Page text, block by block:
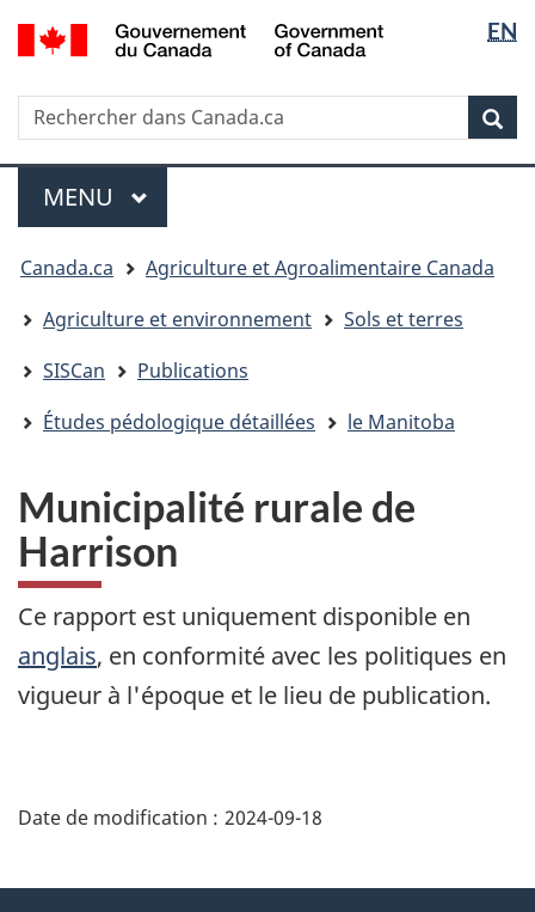
Passer
au
principal
Passer
à
sujet
du
gouvernement »
Passer
à
version
HTML
simplifiée
la
langue
EN
Rechercher
Rechercher
dans
Canada.ca
Menu
MENU PRINCIPAL
êtes
ici
Canada.ca
Agriculture et Agroalimentaire Canada
Agriculture et environnement
Sols et terres
SISCan
Publications
Études pédologique détaillées
le Manitoba
Municipalité rurale de
Harrison
Ce rapport est uniquement disponible en
anglais, en conformité avec les politiques en
vigueur à l'époque et le lieu de publication.
de
page"
Date de modification : 2024-09-18